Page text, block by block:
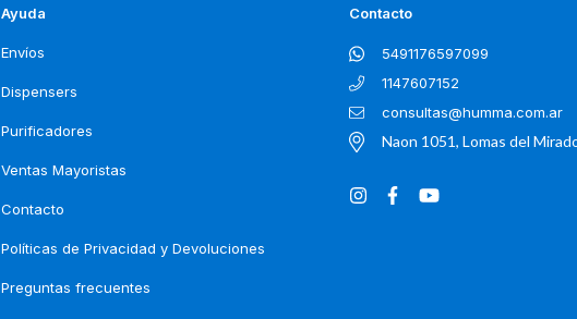
Ayuda
Envíos
Dispensers
Purificadores
Ventas Mayoristas
Contacto
Políticas de Privacidad y Devoluciones
Preguntas frecuentes
Contacto
5491176597099
1147607152
consultas@humma.com.ar
Naon 1051, Lomas del